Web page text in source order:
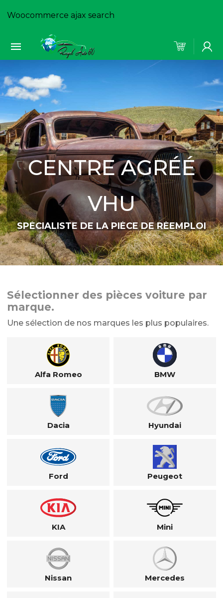
Woocommerce ajax search
CENTRE AGRÉÉ
VHU
SPÉCIALISTE DE LA PIÈCE DE RÉEMPLOI
Sélectionner des pièces voiture par
marque.
Une sélection de nos marques les plus populaires.
Alfa Romeo BMW
Dacia Hyundai
Ford Peugeot
KIA Mini
Nissan Mercedes